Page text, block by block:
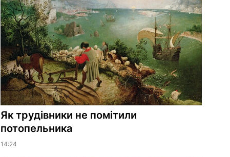
Як трудівники не помітили
потопельника
14:24